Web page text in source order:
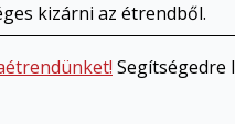
kizárni az étrendből.
Segítségedre